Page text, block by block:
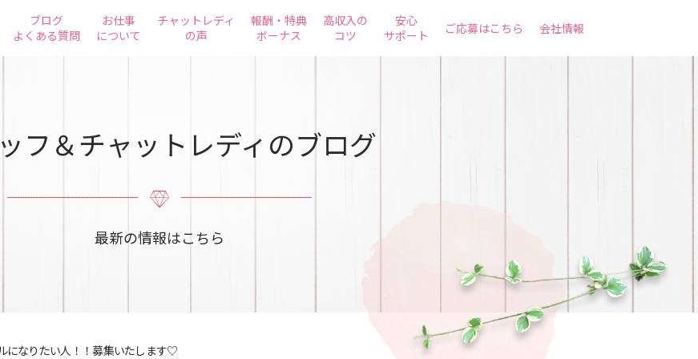
ブログ
よくある質問
お仕事
について
チャットレディ
の声
報酬・特典
ボーナス
高収入の
コツ
安心
サポート
ご応募はこちら 会社情報
フ＆チャットレディのブログ
最新の情報はこちら
になりたい人！！募集いたします♡